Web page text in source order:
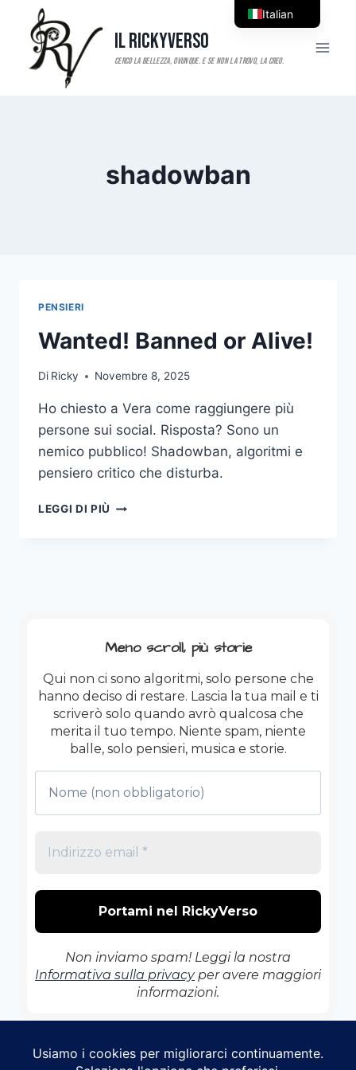
contenuto
Il RickyVerso
shadowban
PENSIERI
Wanted! Banned or Alive!
Di Ricky Novembre 8, 2025
Ho chiesto a Vera come raggiungere più
persone sui social. Risposta? Sono un
nemico pubblico! Shadowban, algoritmi e
pensiero critico che disturba.
LEGGI DI PIÙ WANTED!
Meno scroll, più storie
Qui non ci sono algoritmi, solo persone che
hanno deciso di restare. Lascia la tua mail e ti
scriverò solo quando avrò qualcosa che
merita il tuo tempo. Niente spam, niente
balle, solo pensieri, musica e storie.
Non inviamo spam! Leggi la nostra
Informativa sulla privacyper avere maggiori
informazioni.
Italian